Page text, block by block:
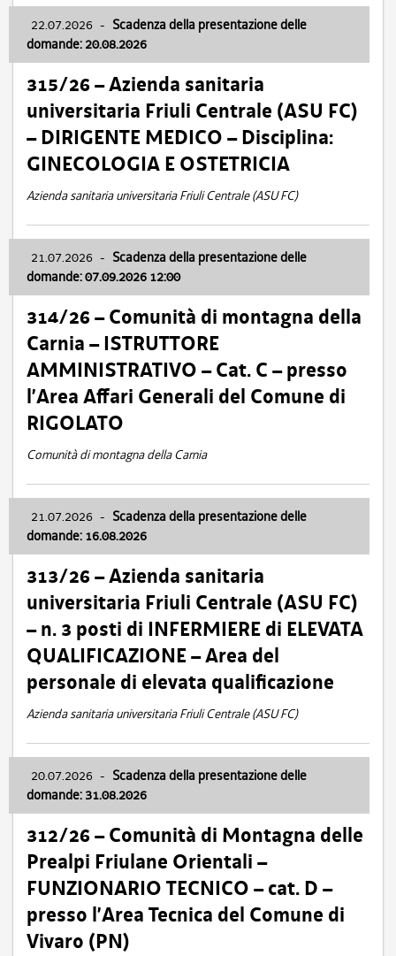
22.07.2026 - Scadenza della presentazione delle
domande: 20.08.2026
315/26 – Azienda sanitaria
universitaria Friuli Centrale (ASU FC)
– DIRIGENTE MEDICO – Disciplina:
GINECOLOGIA E OSTETRICIA
Azienda sanitaria universitaria Friuli Centrale (ASU FC)
21.07.2026 - Scadenza della presentazione delle
domande: 07.09.2026 12:00
314/26 – Comunità di montagna della
Carnia – ISTRUTTORE
AMMINISTRATIVO – Cat. C – presso
l’Area Affari Generali del Comune di
RIGOLATO
Comunità di montagna della Carnia
21.07.2026 - Scadenza della presentazione delle
domande: 16.08.2026
313/26 – Azienda sanitaria
universitaria Friuli Centrale (ASU FC)
– n. 3 posti di INFERMIERE di ELEVATA
QUALIFICAZIONE – Area del
personale di elevata qualificazione
Azienda sanitaria universitaria Friuli Centrale (ASU FC)
20.07.2026 - Scadenza della presentazione delle
domande: 31.08.2026
312/26 – Comunità di Montagna delle
Prealpi Friulane Orientali –
FUNZIONARIO TECNICO – cat. D –
presso l’Area Tecnica del Comune di
Vivaro (PN)